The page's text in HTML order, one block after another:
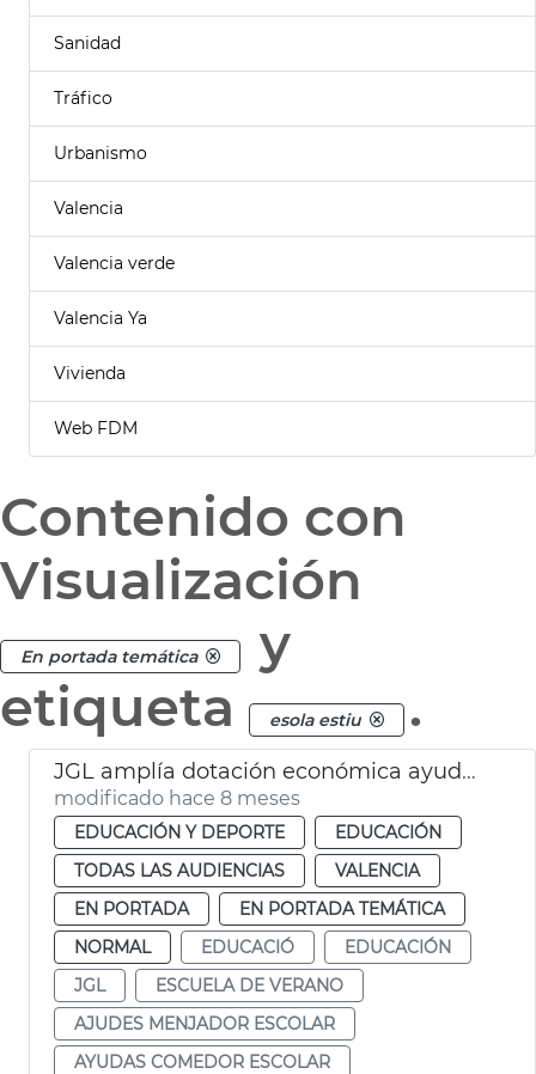
Sanidad
Tráfico
Urbanismo
Valencia
Valencia verde
Valencia Ya
Vivienda
Web FDM
Contenido con
Visualización
En portada temática
y
etiqueta
esola estiu .
JGL amplía dotación económica ayudes comedor y escuela de verano
modificado hace 8 meses
EDUCACIÓN Y DEPORTE
EDUCACIÓN
TODAS LAS AUDIENCIAS
VALENCIA
EN PORTADA
EN PORTADA TEMÁTICA
NORMAL
EDUCACIÓ
EDUCACIÓN
JGL
ESCUELA DE VERANO
AJUDES MENJADOR ESCOLAR
AYUDAS COMEDOR ESCOLAR